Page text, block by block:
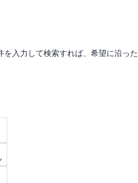
入力して検索すれば、希望に沿った